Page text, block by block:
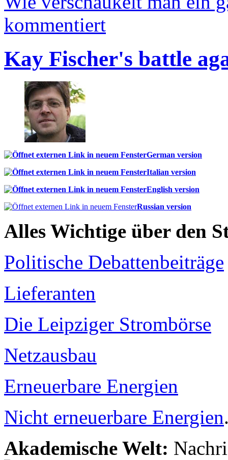
kommentiert
Kay Fischer's battle
German version
Italian version
English version
Russian version
Alles Wichtige über den
Politische Debattenbeiträge
Lieferanten
Die Leipziger Strombörse
Netzausbau
Erneuerbare Energien
Nicht erneuerbare Energien
Akademische Welt: